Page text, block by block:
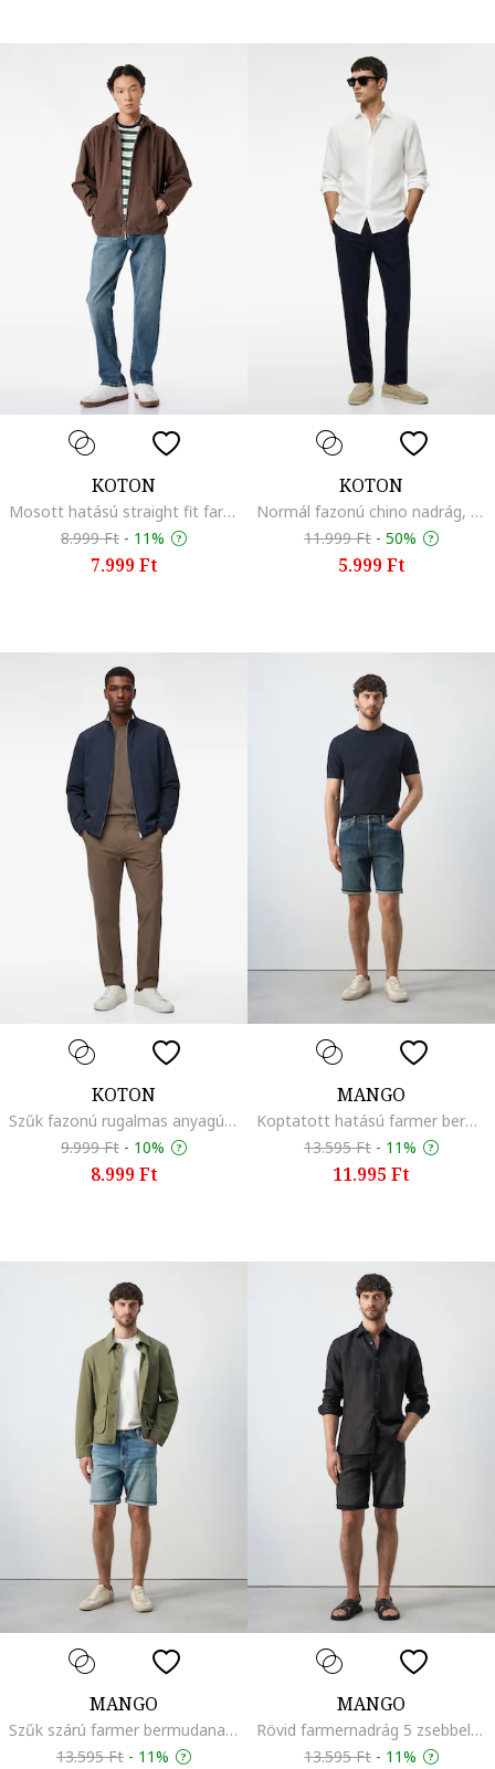
KOTON
Mosott hatású straight fit farmernadrág, Indigókék
8.999 Ft - 11%
7.999 Ft
KOTON
Normál fazonú chino nadrág, Sötétkék
11.999 Ft - 50%
5.999 Ft
KOTON
Szűk fazonú rugalmas anyagú nadrág, Bézs
9.999 Ft - 10%
8.999 Ft
MANGO
Koptatott hatású farmer bermudanadrág, Sötétkék
13.595 Ft - 11%
11.995 Ft
MANGO
Szűk szárú farmer bermudanadrág, Világoskék
13.595 Ft - 11%
MANGO
Rövid farmernadrág 5 zsebbel, Fekete
13.595 Ft - 11%